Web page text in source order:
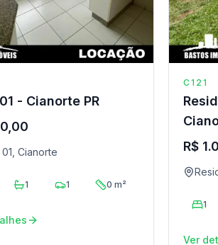
- Cianorte PR
Cianorte
1 1 0 m²
C121
R$
1
Ver